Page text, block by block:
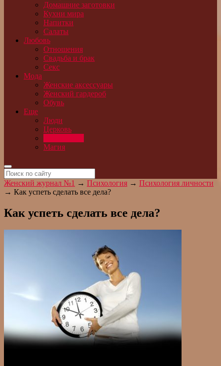
Домашние заготовки
Кухни мира
Напитки
Салаты
Любовь
Отношения
Свадьба и брак
Секс
Мода
Женские аксессуары
Женский гардероб
Обувь
Еще
Люди
Церковь
Магия
Женский журнал №1 → Психология → Психология личности
→ Как успеть сделать все дела?
Как успеть сделать все дела?